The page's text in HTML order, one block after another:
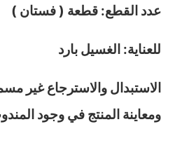
عدد القطع: قطعة ( فستان )
للعناية: الغسيل بارد
الاستبدال والاسترجاع غير
ومعاينة المنتج في وجود